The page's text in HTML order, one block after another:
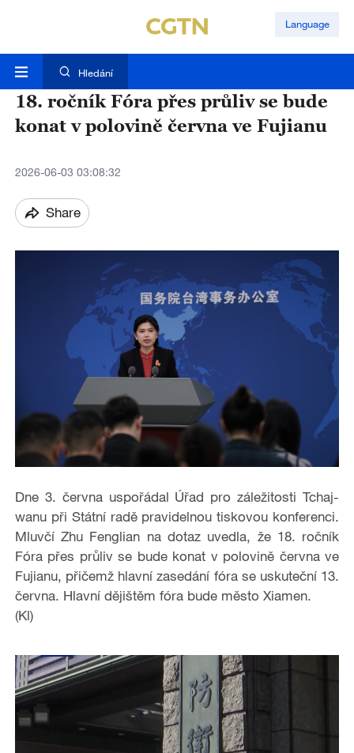
Language
Hledání
18. ročník Fóra přes průliv se bude
konat v polovině června ve Fujianu
2026-06-03 03:08:32
Share
Dne 3. června uspořádal Úřad pro záležitosti Tchaj-
wanu při Státní radě pravidelnou tiskovou konferenci.
Mluvčí Zhu Fenglian na dotaz uvedla, že 18. ročník
Fóra přes průliv se bude konat v polovině června ve
Fujianu, přičemž hlavní zasedání fóra se uskuteční 13.
června. Hlavní dějištěm fóra bude město Xiamen.
(Kl)